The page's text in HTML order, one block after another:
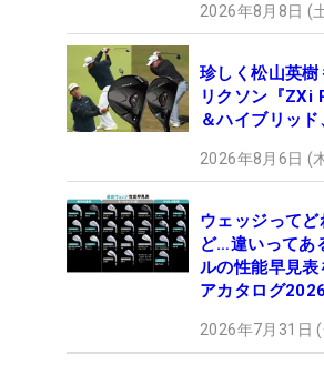
2026年8月8日 (
珍しく松山英
リクソン『ZXi
＆ハイブリッ
2026年8月6日 (
ウェッジって
ど…違いってあ
ルの性能早見
アカタログ2026
2026年7月31日